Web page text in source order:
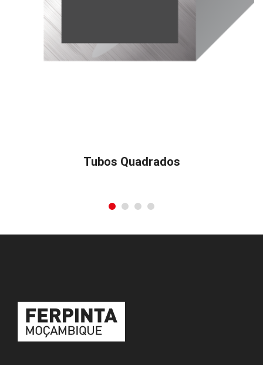
Tubos Quadrados